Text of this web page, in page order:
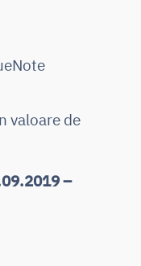
valoare de
–